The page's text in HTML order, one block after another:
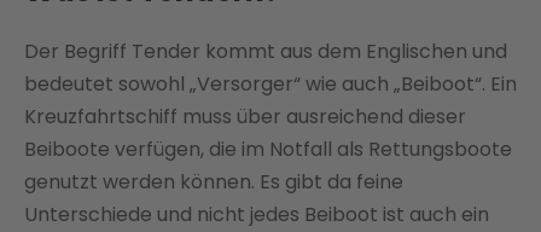
Der Begriff Tender kommt aus dem Englischen und
bedeutet sowohl „Versorger“ wie auch „Beiboot“. Ein
Kreuzfahrtschiff muss über ausreichend dieser
Beiboote verfügen, die im Notfall als Rettungsboote
genutzt werden können. Es gibt da feine
Unterschiede und nicht jedes Beiboot ist auch ein